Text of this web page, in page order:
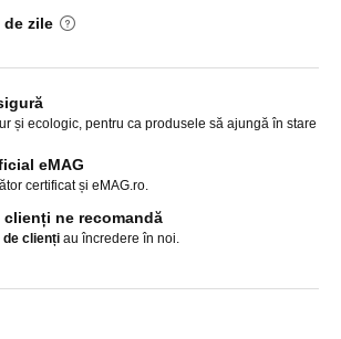
de zile
și ecologic, pentru ca produsele să ajungă în stare
eMAG
certificat și eMAG.ro.
clienți ne recomandă
de clienți au încredere în noi.